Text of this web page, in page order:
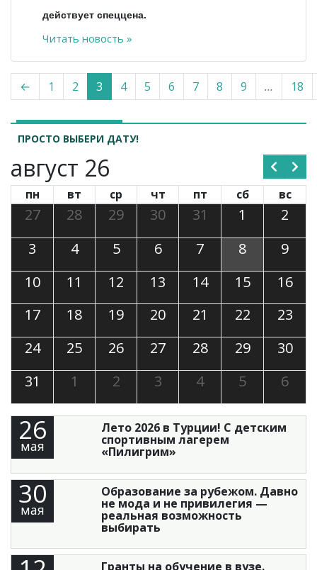
действует спеццена.
Читать новость »
← 1 2 3 4 5 6 7 8 9 … 18
ПРОСТО ВЫБЕРИ ДАТУ!
август 26
пн вт ср чт пт сб вс
27 28 29 30 31 1
2
3
4 5 6 7 8
9
10
11 12 13 14 15
16
17
18 19 20 21 22
23
24
25 26 27 28 29
30
31
1 2 3 4 5 6
26
мая
Лето 2026 в Турции! С детским
спортивным лагерем
«Пилигрим»
30
мая
Образование за рубежом. Давно
не мода и не привилегия —
реальная возможность
выбирать
Гранты на обучение в вузе.